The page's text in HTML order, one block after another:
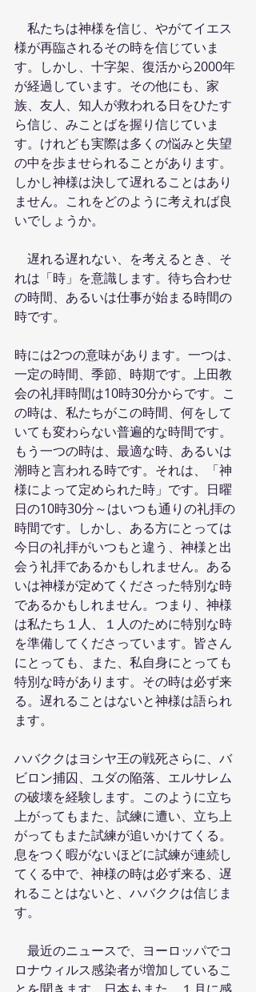
私たちは神様を信じ、やがてイエス
様が再臨されるその時を信じていま
す。しかし、十字架、復活から2000年
が経過しています。その他にも、家
族、友人、知人が救われる日をひたす
ら信じ、みことばを握り信じていま
す。けれども実際は多くの悩みと失望
の中を歩ませられることがあります。
しかし神様は決して遅れることはあり
ません。これをどのように考えれば良
いでしょうか。
遅れる遅れない、を考えるとき、そ
れは「時」を意識します。待ち合わせ
の時間、あるいは仕事が始まる時間の
時です。
時には2つの意味があります。一つは、
一定の時間、季節、時期です。上田教
会の礼拝時間は10時30分からです。こ
の時は、私たちがこの時間、何をして
いても変わらない普遍的な時間です。
もう一つの時は、最適な時、あるいは
潮時と言われる時です。それは、「神
様によって定められた時」です。日曜
日の10時30分～はいつも通りの礼拝の
時間です。しかし、ある方にとっては
今日の礼拝がいつもと違う、神様と出
会う礼拝であるかもしれません。ある
いは神様が定めてくださった特別な時
であるかもしれません。つまり、神様
は私たち１人、１人のために特別な時
を準備してくださっています。皆さん
にとっても、また、私自身にとっても
特別な時があります。その時は必ず来
る。遅れることはないと神様は語られ
ます。
ハバククはヨシヤ王の戦死さらに、バ
ビロン捕囚、ユダの陥落、エルサレム
の破壊を経験します。このように立ち
上がってもまた、試練に遭い、立ち上
がってもまた試練が追いかけてくる。
息をつく暇がないほどに試練が連続し
てくる中で、神様の時は必ず来る、遅
れることはないと、ハバククは信じま
す。
最近のニュースで、ヨーロッパでコ
ロナウィルス感染者が増加しているこ